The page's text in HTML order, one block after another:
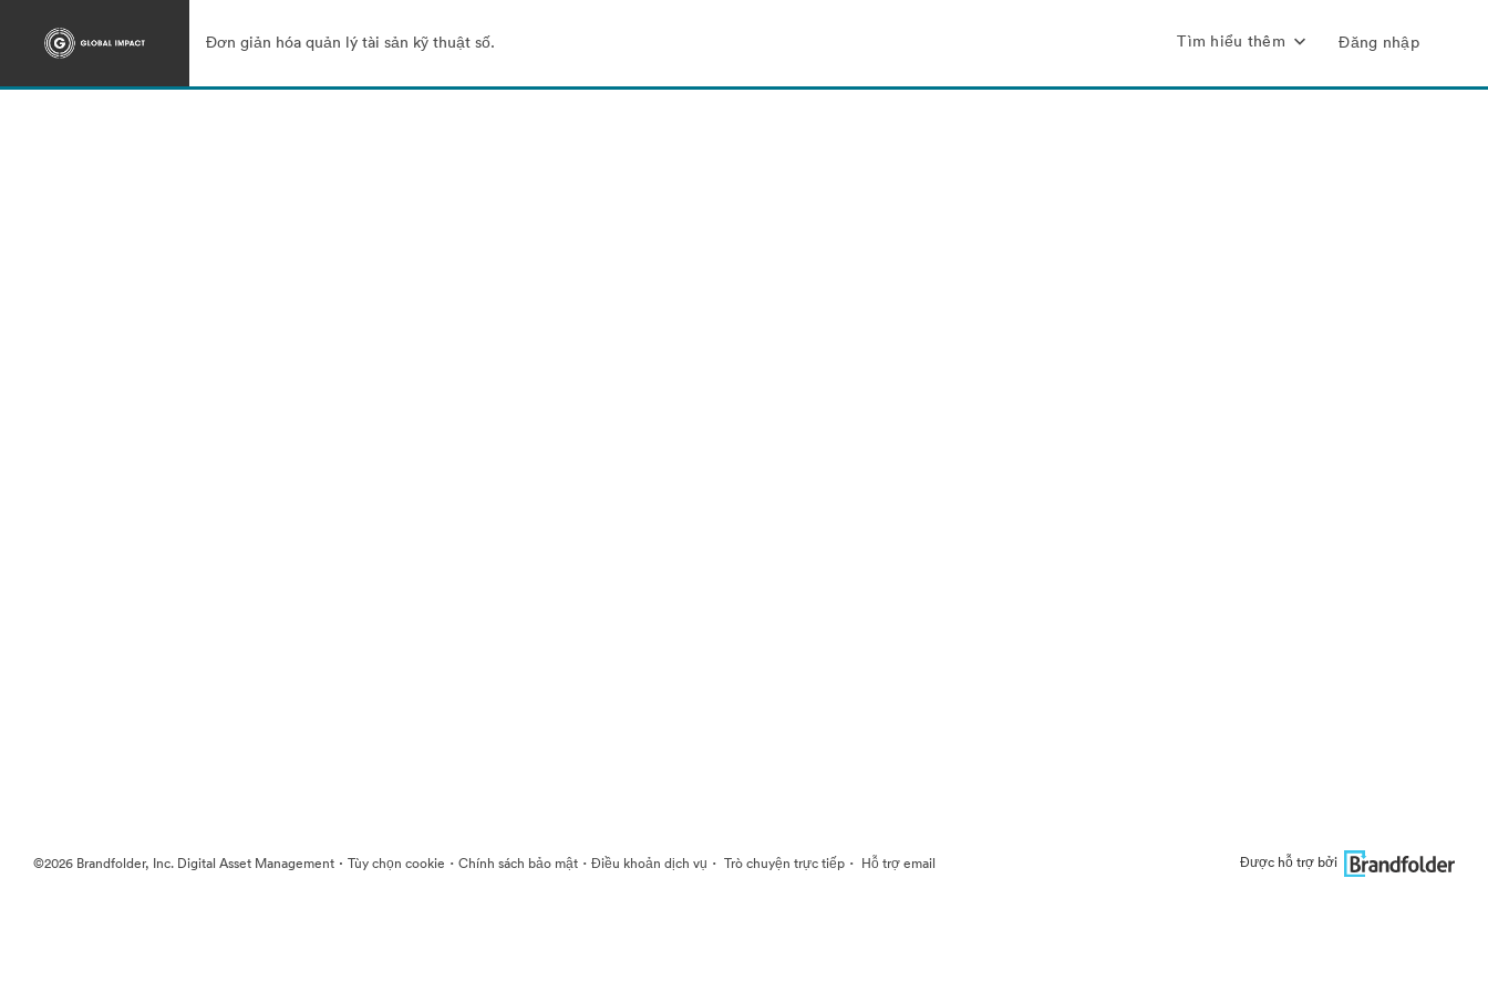
Đơn giản hóa quản lý tài sản kỹ thuật số. Tìm hiểu thêm Đăng nhập
©2026 Brandfolder, Inc. Digital Asset Management · Tùy chọn cookie · Chính sách bảo mật · Điều khoản dịch vụ · Trò chuyện trực tiếp · Hỗ trợ email Được hỗ trợ bởi